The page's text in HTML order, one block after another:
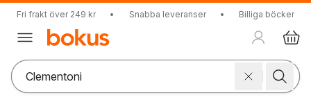
Fri frakt över 249 kr • Snabba leveranser • Billiga böcker